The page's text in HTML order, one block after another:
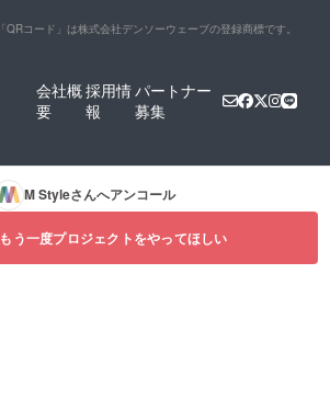
「QRコード」は株式会社デンソーウェーブの登録商標です。
会社概
要
採用情
報
パートナー
募集
M Styleさんへアンコール
もう一度プロジェクトをやってほしい